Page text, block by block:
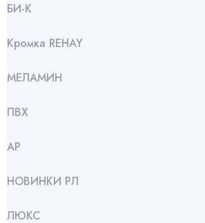
БИ-К
Кромка REHAY
МЕЛАМИН
ПВХ
АР
НОВИНКИ РЛ
ЛЮКС